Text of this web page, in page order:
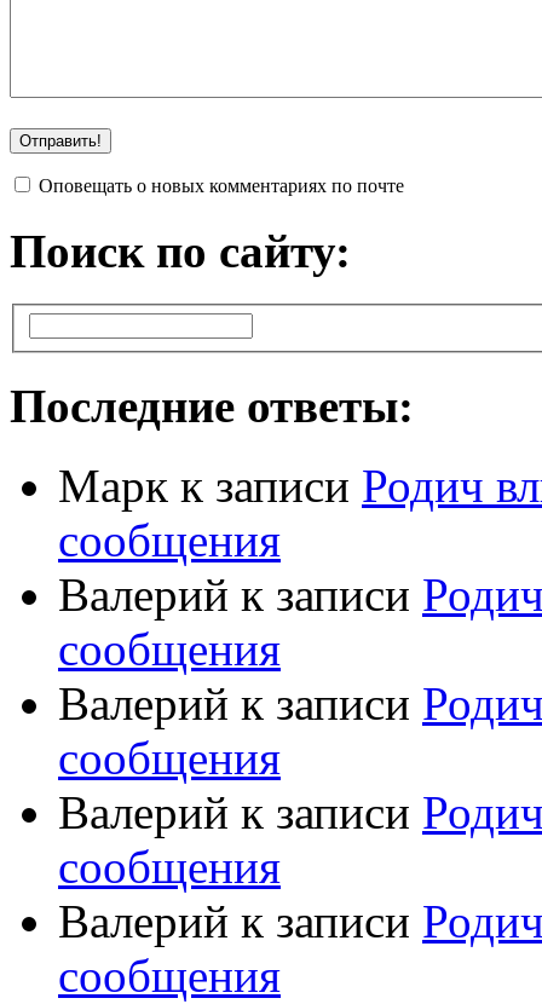
Оповещать о новых комментариях по почте
Поиск по сайту:
Последние ответы:
Марк к записи Родич
сообщения
Валерий к записи
сообщения
Валерий к записи
сообщения
Валерий к записи
сообщения
Валерий к записи
сообщения